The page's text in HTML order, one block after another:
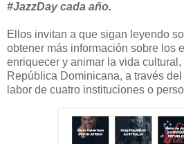
#JazzDay cada año.
Ellos invitan a que sigan leyendo
obtener más información sobre los
enriquecer y animar la vida
República Dominicana, a través
labor de cuatro instituciones o